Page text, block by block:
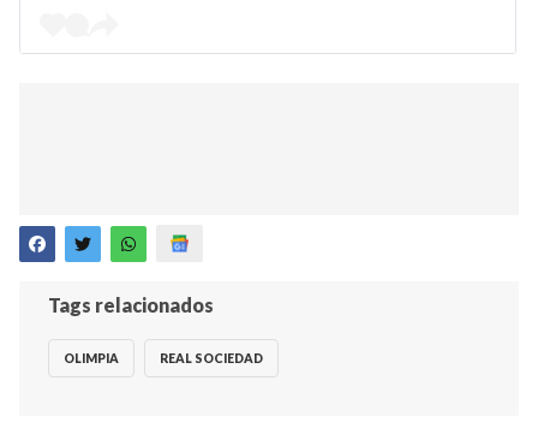
Tags relacionados
OLIMPIA REAL SOCIEDAD